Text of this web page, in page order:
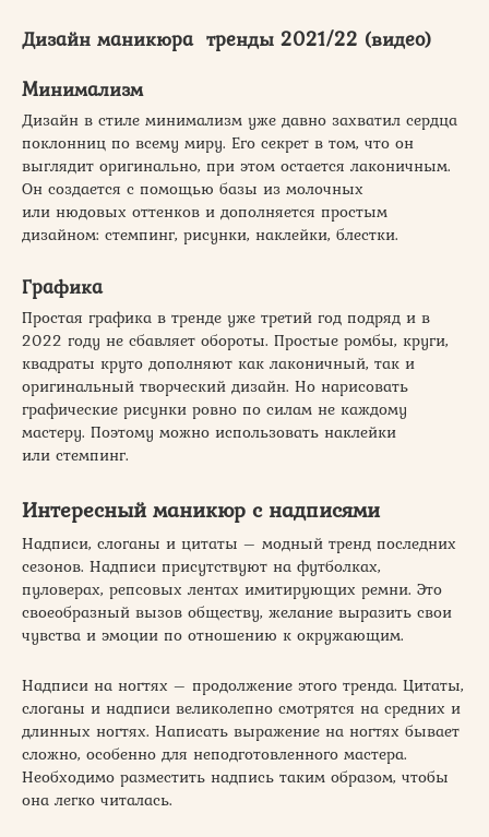
Дизайн маникюра тренды 2021/22 (видео)
Минимализм
Дизайн в стиле минимализм уже давно захватил сердца
поклонниц по всему миру. Его секрет в том, что он
выглядит оригинально, при этом остается лаконичным.
Он создается с помощью базы из молочных
или нюдовых оттенков и дополняется простым
дизайном: стемпинг, рисунки, наклейки, блестки.
Графика
Простая графика в тренде уже третий год подряд и в
2022 году не сбавляет обороты. Простые ромбы, круги,
квадраты круто дополняют как лаконичный, так и
оригинальный творческий дизайн. Но нарисовать
графические рисунки ровно по силам не каждому
мастеру. Поэтому можно использовать наклейки
или стемпинг.
Интересный маникюр с надписями
Надписи, слоганы и цитаты – модный тренд последних
сезонов. Надписи присутствуют на футболках,
пуловерах, репсовых лентах имитирующих ремни. Это
своеобразный вызов обществу, желание выразить свои
чувства и эмоции по отношению к окружающим.
Надписи на ногтях – продолжение этого тренда. Цитаты,
слоганы и надписи великолепно смотрятся на средних и
длинных ногтях. Написать выражение на ногтях бывает
сложно, особенно для неподготовленного мастера.
Необходимо разместить надпись таким образом, чтобы
она легко читалась.